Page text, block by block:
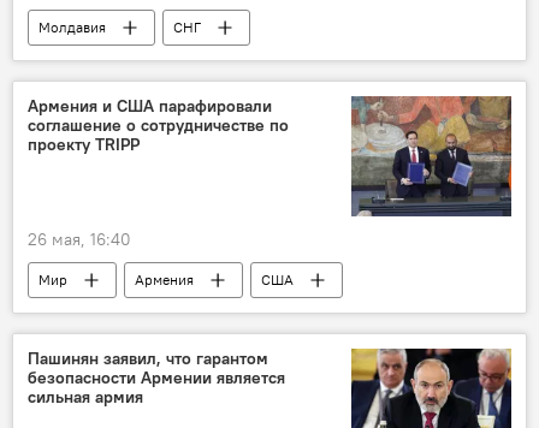
Молдавия СНГ
Армения и США парафировали
соглашение о сотрудничестве по
проекту TRIPP
26 мая, 16:40
Мир Армения
США
Марко Рубио
Арарат Мирзоян
Пашинян заявил, что гарантом
безопасности Армении является
сильная армия